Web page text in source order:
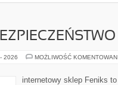
2026 MOŻLIWOŚĆ
internetowy sklep Feniks